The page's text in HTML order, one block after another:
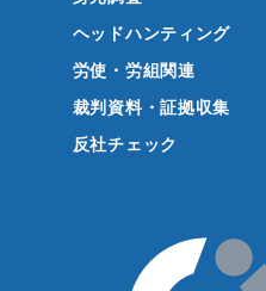
ヘッドハンティング
労使・労組関連
裁判資料・証拠収集
反社チェック